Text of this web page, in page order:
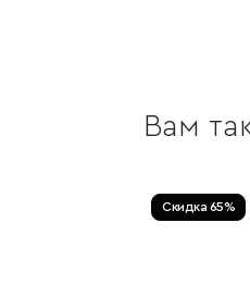
Вам
Скидка 65%